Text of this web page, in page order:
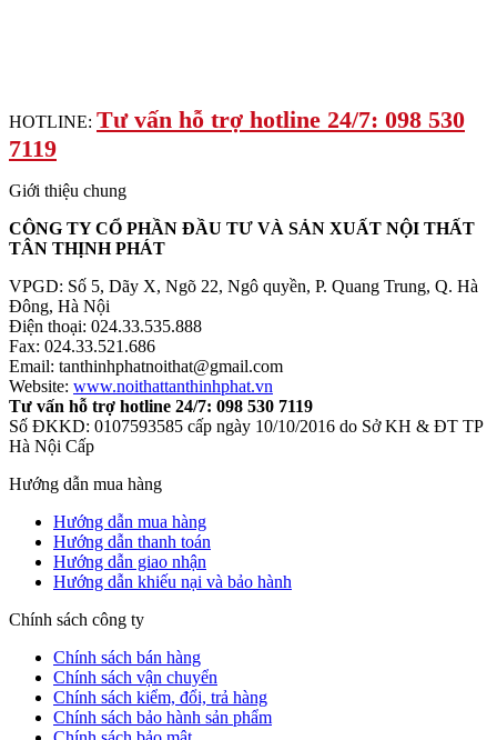
HOTLINE: Tư vấn hỗ trợ hotline 24/7: 098 530
7119
Giới thiệu chung
CÔNG TY CỔ PHẦN ĐẦU TƯ VÀ SẢN XUẤT NỘI THẤT
TÂN THỊNH PHÁT
VPGD: Số 5, Dãy X, Ngõ 22, Ngô quyền, P. Quang Trung, Q. Hà
Đông, Hà Nội
Điện thoại: 024.33.535.888
Fax: 024.33.521.686
Email: tanthinhphatnoithat@gmail.com
Website: www.noithattanthinhphat.vn
Tư vấn hỗ trợ hotline 24/7: 098 530 7119
Số ĐKKD: 0107593585 cấp ngày 10/10/2016 do Sở KH & ĐT TP
Hà Nội Cấp
Hướng dẫn mua hàng
Hướng dẫn mua hàng
Hướng dẫn thanh toán
Hướng dẫn giao nhận
Hướng dẫn khiếu nại và bảo hành
Chính sách công ty
Chính sách bán hàng
Chính sách vận chuyển
Chính sách kiểm, đổi, trả hàng
Chính sách bảo hành sản phẩm